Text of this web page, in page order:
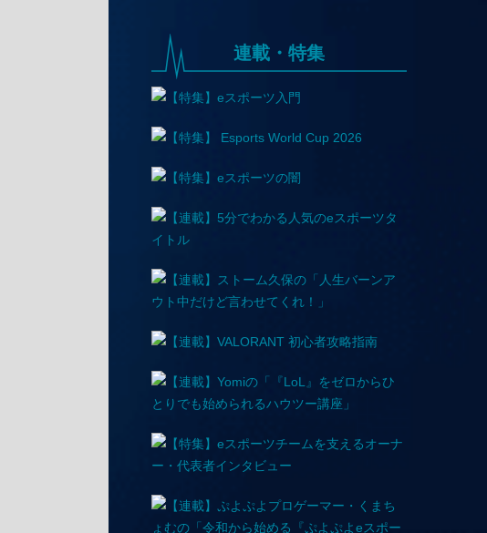
連載・特集